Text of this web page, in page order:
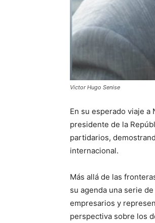
Victor Hugo Senise
En su esperado viaje a
presidente de la
partidarios,
internacional.
Más allá de las
su agenda una serie
empresarios y
perspectiva sobre los